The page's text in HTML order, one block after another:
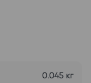
0.045 кг